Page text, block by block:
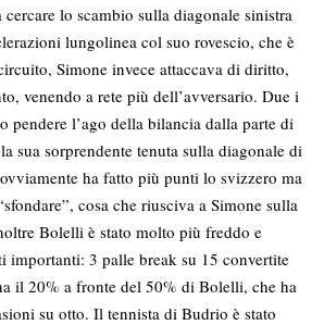
lo scambio sulla diagonale sinistra
lungolinea col suo rovescio, che è
Simone invece attaccava di diritto,
venendo a rete più dell’avversario. Due i
pendere l’ago della bilancia dalla parte di
sua sorprendente tenuta sulla diagonale di
ha fatto più punti lo svizzero ma
cosa che riusciva a Simone sulla
Bolelli è stato molto più freddo e
importanti: 3 palle break su 15 convertite
il 20% a fronte del 50% di Bolelli, che ha
su otto. Il tennista di Budrio è stato